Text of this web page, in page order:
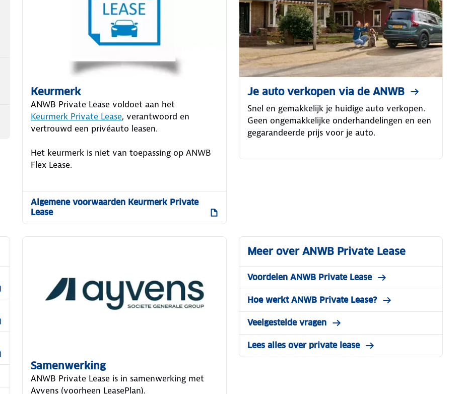
Keurmerk
ANWB Private Lease voldoet aan het
Keurmerk Private Lease, verantwoord en
vertrouwd een privéauto leasen.
Het keurmerk is niet van toepassing op ANWB
Flex Lease.
Algemene voorwaarden Keurmerk Private
Lease
Je auto verkopen via de ANWB
Snel en gemakkelijk je huidige auto verkopen.
Geen ongemakkelijke onderhandelingen en een
gegarandeerde prijs voor je auto.
Samenwerking
ANWB Private Lease is in samenwerking met
Ayvens (voorheen LeasePlan).
Meer over ANWB Private Lease
Voordelen ANWB Private Lease
Hoe werkt ANWB Private Lease?
Veelgestelde vragen
Lees alles over private lease